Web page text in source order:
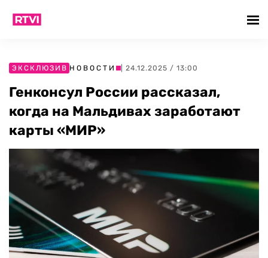
ЭКСКЛЮЗИВ НОВОСТИ | 24.12.2025 / 13:00
Генконсул России рассказал,
когда на Мальдивах заработают
карты «МИР»